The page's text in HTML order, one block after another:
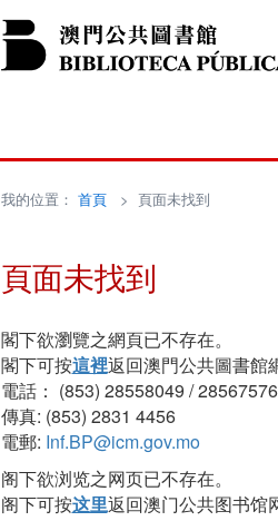
我的位置： 首頁> 頁面未找到
頁面未找到
閣下欲瀏覽之網頁已不存在。
閣下可按這裡返回澳門公共圖書館
電話： (853) 28558049 / 28567576
傳真: (853) 2831 4456
電郵: Inf.BP@icm.gov.mo
阁下欲浏览之网页已不存在。
阁下可按这里返回澳门公共图书馆